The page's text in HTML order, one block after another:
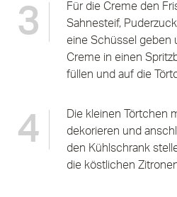
3
Für die Creme den
Sahnesteif,
eine Schüssel geben
Creme in einen
füllen und auf die
4
Die kleinen Törtchen
dekorieren und
den Kühlschrank
die köstlichen